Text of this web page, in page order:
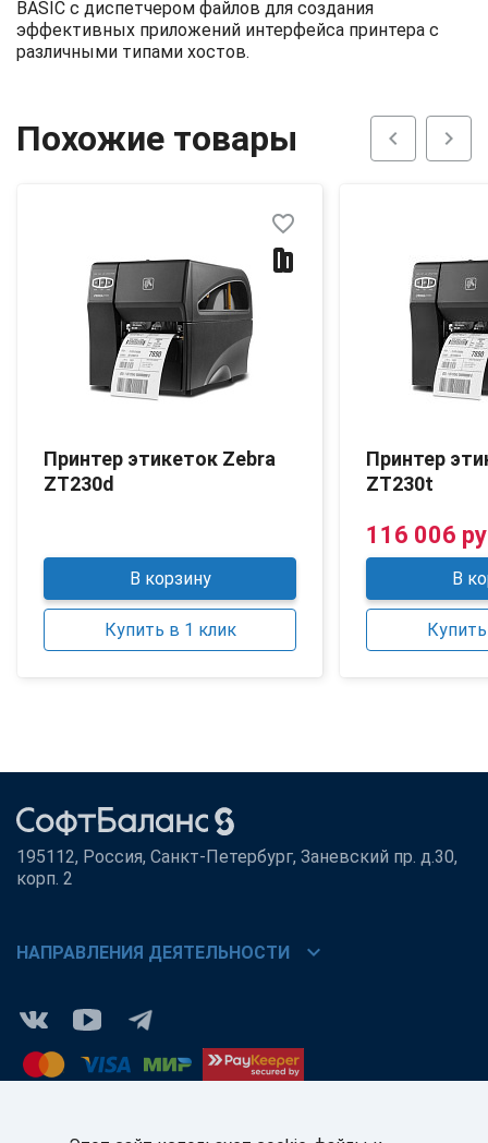
BASIC с диспетчером файлов для создания
эффективных приложений интерфейса принтера с
различными типами хостов.
Похожие товары chevron_left chevron_right
Принтер этикеток Zebra
ZT230d
favorite_border
В корзину
Купить в 1 клик
Принтер
ZT230t
116 006
В
195112, Россия, Санкт-Петербург, Заневский пр. д.30,
корп. 2
НАПРАВЛЕНИЯ ДЕЯТЕЛЬНОСТИ chevron_right